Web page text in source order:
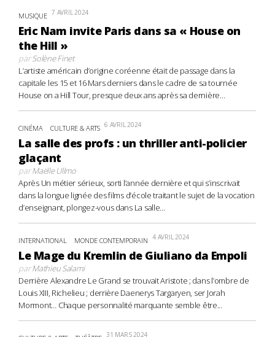
MUSIQUE 7 AVRIL 2024
Eric Nam invite Paris dans sa « House on
the Hill »
parSolène Finet
L’artiste américain d’origine coréenne était de passage dans la
capitale les 15 et 16 Mars derniers dans le cadre de sa tournée
House on a Hill Tour, presque deux ans après sa dernière...
CINÉMA CULTURE & ARTS 6 AVRIL 2024
La salle des profs : un thriller anti-policier
glaçant
parMaëlle Ullmo
Après Un métier sérieux, sorti l’année dernière et qui s’inscrivait
dans la longue lignée des films d’école traitant le sujet de la vocation
d’enseignant, plongez-vous dans La salle...
INTERNATIONAL MONDE CONTEMPORAIN 4 AVRIL 2024
Le Mage du Kremlin de Giuliano da Empoli
parMathieu Salami
Derrière Alexandre Le Grand se trouvait Aristote ; dans l’ombre de
Louis XIII, Richelieu ; derrière Daenerys Targaryen, ser Jorah
Mormont… Chaque personnalité marquante semble être...
31 MARS 2024